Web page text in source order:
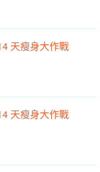
天瘦身大作戰
天瘦身大作戰